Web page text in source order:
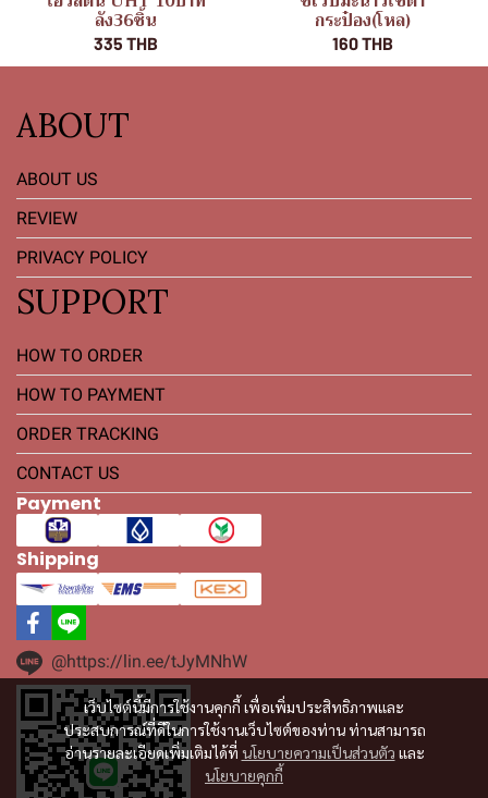
ลัง36ชิ้น
335 THB
กระป๋อง(โหล)
160 THB
เว็บไซต์นี้มีการใช้งานคุกกี้ เพื่อเพิ่มประสิทธิภาพและ
ประสบการณ์ที่ดีในการใช้งานเว็บไซต์ของท่าน ท่านสามารถ
อ่านรายละเอียดเพิ่มเติมได้ที่ นโยบายความเป็นส่วนตัว และ
นโยบายคุกกี้
ABOUT
ABOUT US
REVIEW
PRIVACY POLICY
SUPPORT
HOW TO ORDER
HOW TO PAYMENT
ORDER TRACKING
CONTACT US
Payment
Shipping
@https://lin.ee/tJyMNhW